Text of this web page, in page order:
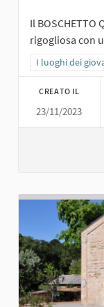
Il
rigogliosa con
Filtra i risultati
I luoghi dei
CREATO IL
23/11/2023